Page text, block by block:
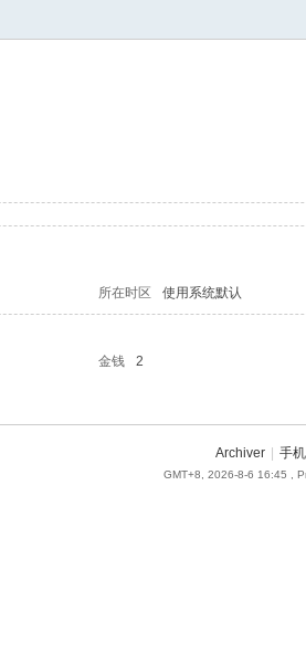
所在时区 使用系统默认
金钱
2
Archiver 手
GMT+8, 2026-8-6 16:45 ,